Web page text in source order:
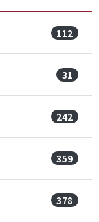
112
31
242
359
378